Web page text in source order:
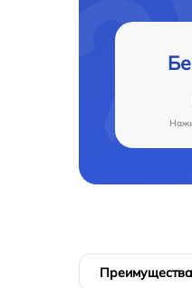
Преимущества